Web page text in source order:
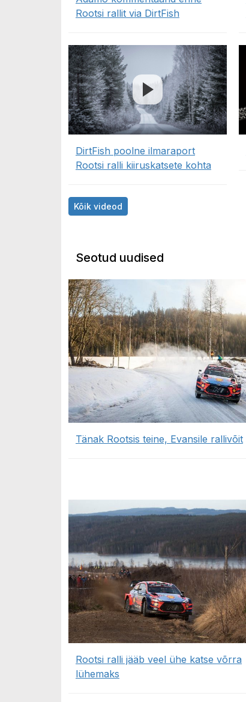
Rootsi rallit via DirtFish
DirtFish poolne ilmaraport
Rootsi ralli kiiruskatsete kohta
Kõik videod
Seotud uudised
Tänak Rootsis teine, Evansile rallivõit
Rootsi ralli jääb veel ühe katse võrra
lühemaks